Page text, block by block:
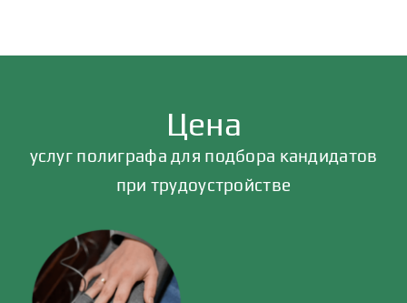
Цена
услуг полиграфа для подбора кандидатов
при трудоустройстве